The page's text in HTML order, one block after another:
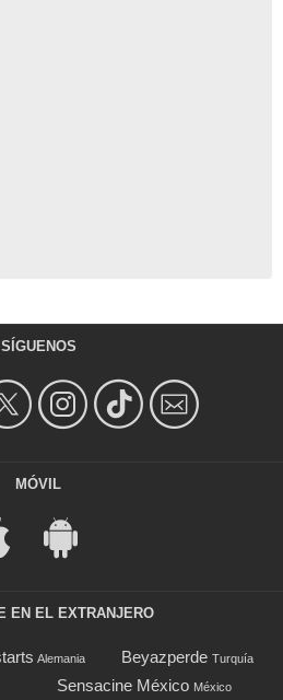
SÍGUENOS
MÓVIL
EN EL EXTRANJERO
Alemania Beyazperde Turquía
Sensacine México México